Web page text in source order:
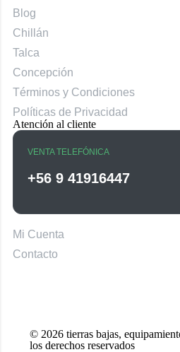
Blog
Chillán
Talca
Concepción
Términos y Condiciones
Políticas de Privacidad
Atención al cliente
VENTA TELEFÓNICA
+56 9 41916447
Mi Cuenta
Contacto
© 2026 tierras bajas,
los derechos reservados